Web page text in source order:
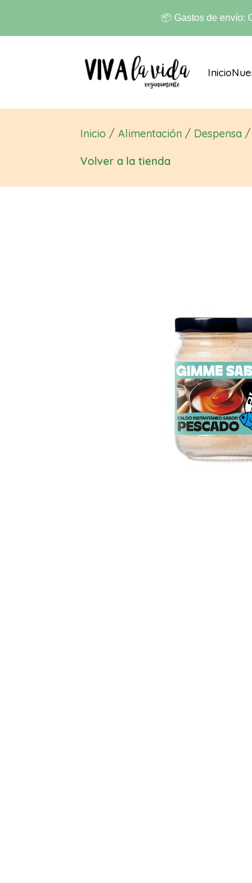
📦 Gastos de envío:
Inicio
Inicio /Alimentación / Despensa
Volver a la tienda